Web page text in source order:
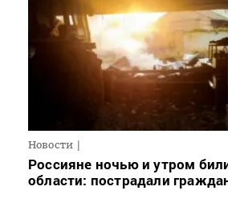
Новости
Россияне ночью и утром
области: пострадали